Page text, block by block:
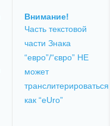
Внимание!
Часть текстовой
части Знака
“евро”/“євро” НЕ
может
транслитерироваться
как “eUro”